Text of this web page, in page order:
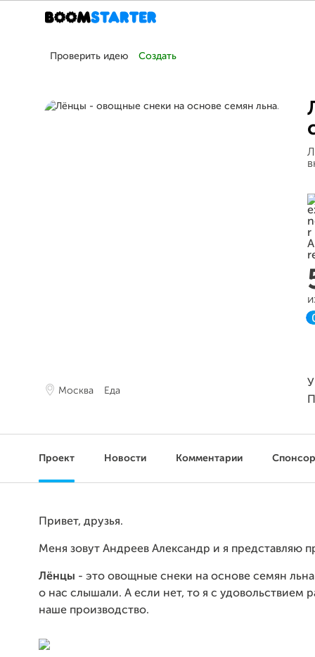
Проверить идею Создать
Москва Еда
Проект Новости Комментарии
Привет, друзья.
Меня зовут Андреев Александр и я представляю
Лёнцы - это овощные снеки на основе семян
о нас слышали. А если нет, то я с удовольствием
наше производство.